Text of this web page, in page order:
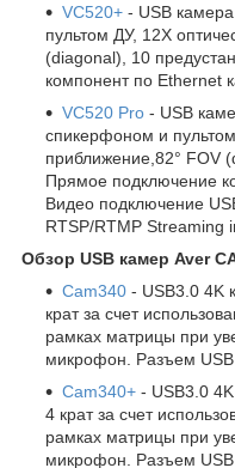
VC520+ - USB
пультом ДУ, 12X
(diagonal), 10
компонент по Ethernet
VC520 Pro - USB
спикерфоном и
приближение,82° FOV
Прямое подключение
Видео подключение
RTSP/RTMP Streaming
Обзор USB камер Aver
Cam340 - USB3.0 4K
крат за счет
рамках матрицы при
микрофон. Разъем USB
Cam340+ - USB3.0
4 крат за счет
рамках матрицы при
микрофон. Разъем USB